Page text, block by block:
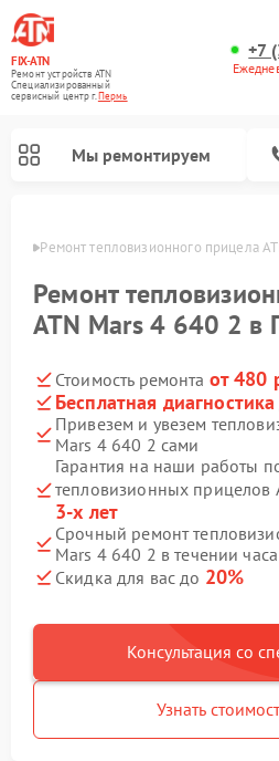
FIX-ATN
Ремонт устройств ATN
Специализированный
cервисный центр г.Пермь
+7
Мы ремонтируем
Ремонт тепловизионного прицела
Ремонт
ATN Mars 4 640 2 в
Стоимость ремонта от 480
Бесплатная диагностика
Привезем и увезем
Mars 4 640 2 сами
Гарантия на наши работы
тепловизионных прицелов
3-х лет
Срочный ремонт
Mars 4 640 2 в течении часа
Скидка для вас до 20%
Консультация со
Узнать